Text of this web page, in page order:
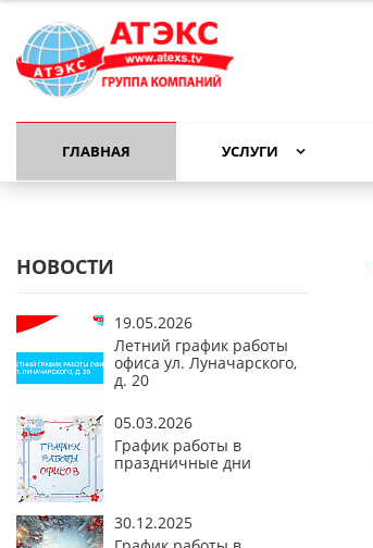
ГЛАВНАЯ УСЛУГИ
НОВОСТИ
19.05.2026
Летний график работы
офиса ул. Луначарского,
д. 20
05.03.2026
График работы в
праздничные дни
30.12.2025